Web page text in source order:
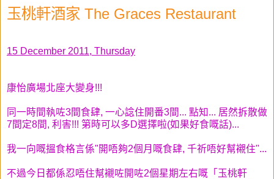
玉桃軒酒家 The Graces Restaurant
15 December 2011, Thursday
康怡廣場北座大變身!!!
同一時間執咗3間食肆, 一心諗住開番3間... 點知... 居然拆散做
7間定8間, 利害!!! 第時可以多D選擇啦(如果好食嘅話)...
我一向嘅搵食格言係"開唔夠2個月嘅食肆, 千祈唔好幫襯住"...
不過今日都係忍唔住幫襯咗開咗2個星期左右嘅「玉桃軒